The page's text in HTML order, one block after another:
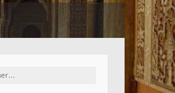
: